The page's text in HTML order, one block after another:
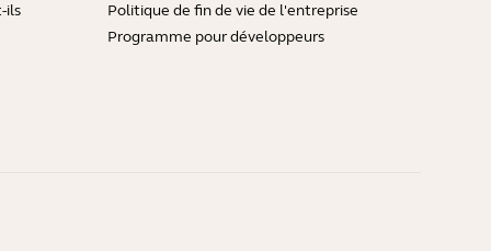
ils
Politique de fin de vie de l'entreprise
Programme pour développeurs